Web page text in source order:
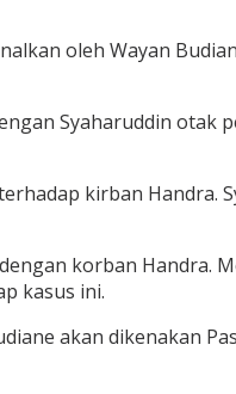
oleh Wayan
Syaharuddin otak
kirban Handra.
korban Handra.
kasus ini.
akan dikenakan